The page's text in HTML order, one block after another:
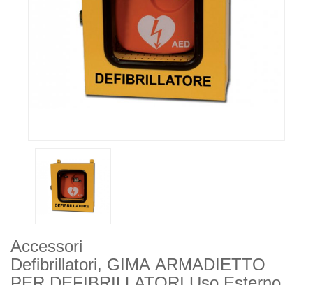
Accessori
Defibrillatori, GIMA ARMADIETTO